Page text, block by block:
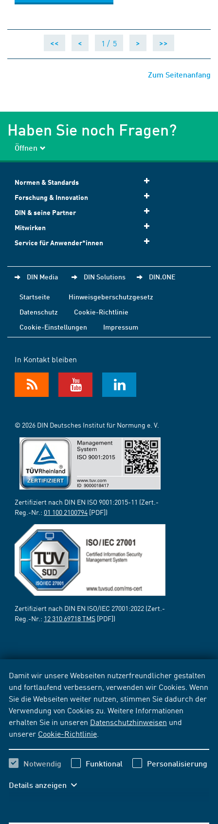
Damit wir unsere Webseiten nutzerfreundlicher gestalten
und fortlaufend verbessern, verwenden wir Cookies. Wenn
Sie die Webseiten weiter nutzen, stimmen Sie dadurch der
Verwendung von Cookies zu. Weitere Informationen
erhalten Sie in unseren Datenschutzhinweisen und
unserer Cookie-Richtlinie
Notwendig Funktional Personalisierung
Details anzeigen
<< < 1 / 5 > >>
Zum Seitenanfang
Haben Sie noch Fragen?
Öffnen
Normen & Standards
Forschung & Innovation
DIN & seine Partner
Mitwirken
Service für Anwender*innen
DIN Media DIN Solutions DIN.ONE
Startseite
Hinweisgeberschutzgesetz
Datenschutz
Cookie-Richtlinie
Cookie-Einstellungen
Impressum
In Kontakt bleiben
© 2026 DIN Deutsches Institut für Normung e. V.
Zertifiziert nach DIN EN ISO 9001:2015-11 (Zert.-
Reg.-Nr.: 01 100 2100794 [PDF])
Zertifiziert nach DIN EN ISO/IEC 27001:2022 (Zert.-
Reg.-Nr.: 12 310 69718 TMS [PDF])